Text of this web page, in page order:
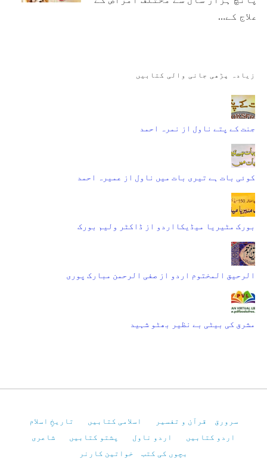
علاج کے…
زیادہ پڑھی جانی والی کتابیں
جنت کے پتے ناول از نمرہ احمد
کوئی بات ہے تیری بات میں ناول از عمیرہ احمد
بورک مٹیریا میڈیکااردو از ڈاکٹر ولیم بورک
الرحیق المختوم اردو از صفی الرحمن مبارک پوری
مشرق کی بیٹی بے نظیر بھٹو شہید
سرورق قرآن و تفسیر اسلامی کتابیں
تاریخِ اسلام
اردو کتابیں
اردو ناول پشتو کتابیں
شاعری
بچوں کی کتب
خواتین کارنر